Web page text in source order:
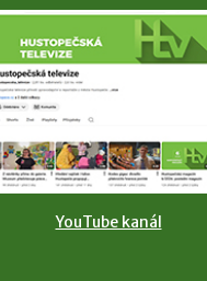
YouTube kanál